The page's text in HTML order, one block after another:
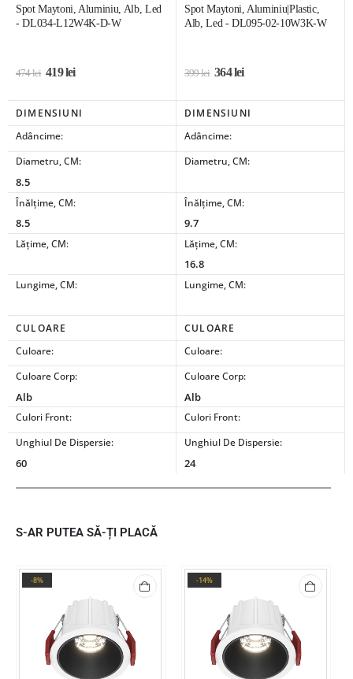
Spot Maytoni, Aluminiu, Alb, Led
- DL034-L12W4K-D-W
474lei 419lei
Spot Maytoni, Aluminiu|Plastic,
Alb, Led - DL095-02-10W3K-W
399lei 364lei
DIMENSIUNI
DIMENSIUNI
Adâncime:
Adâncime:
Diametru, CM:
8.5
Diametru, CM:
Înălțime, CM:
8.5
Înălțime, CM:
9.7
Lățime, CM: Lățime, CM:
16.8
Lungime, CM: Lungime, CM:
CULOARE
CULOARE
Culoare:
Culoare:
Culoare Corp:
Alb
Culoare Corp:
Alb
Culori Front:
Culori Front:
Unghiul De Dispersie:
60
Unghiul De Dispersie:
24
S-AR PUTEA SĂ-ȚI PLACĂ
-8% -14%